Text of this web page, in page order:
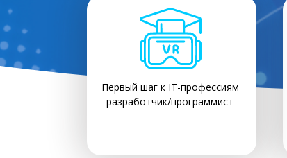
Первый шаг к IT-профессиям
разработчик/программист